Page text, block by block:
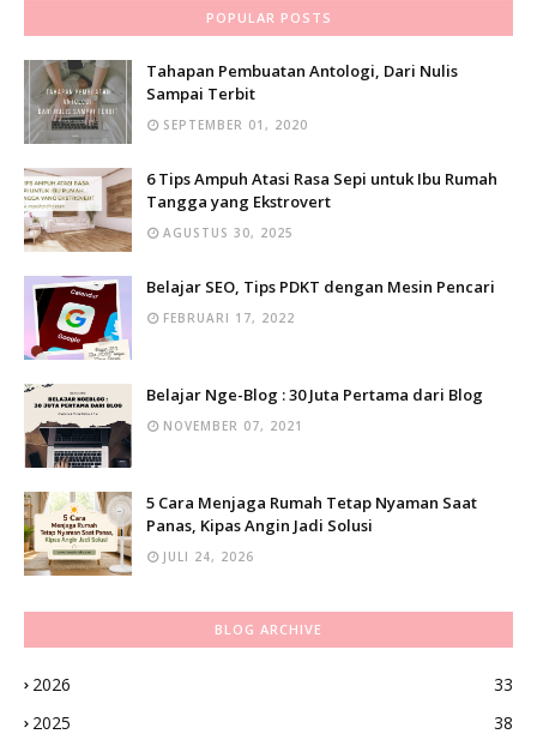
POPULAR POSTS
Tahapan Pembuatan Antologi, Dari Nulis
Sampai Terbit
SEPTEMBER 01, 2020
6 Tips Ampuh Atasi Rasa Sepi untuk Ibu Rumah
Tangga yang Ekstrovert
AGUSTUS 30, 2025
Belajar SEO, Tips PDKT dengan Mesin Pencari
FEBRUARI 17, 2022
Belajar Nge-Blog : 30 Juta Pertama dari Blog
NOVEMBER 07, 2021
5 Cara Menjaga Rumah Tetap Nyaman Saat
Panas, Kipas Angin Jadi Solusi
JULI 24, 2026
BLOG ARCHIVE
2026
33
2025
38